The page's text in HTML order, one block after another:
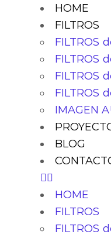
HOME
FILTROS
FILTROS
FILTROS
FILTROS
FILTROS
IMAGEN
BLOG
HOME
FILTROS
FILTROS